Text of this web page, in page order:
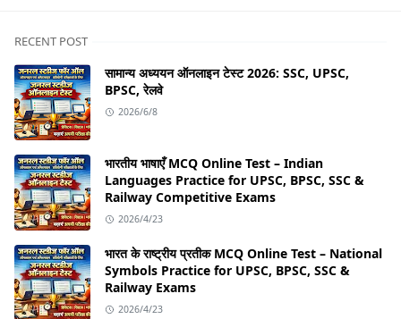
RECENT POST
सामान्य अध्ययन ऑनलाइन टेस्ट 2026: SSC, UPSC,
BPSC, रेलवे
2026/6/8
भारतीय भाषाएँ MCQ Online Test – Indian
Languages Practice for UPSC, BPSC, SSC &
Railway Competitive Exams
2026/4/23
भारत के राष्ट्रीय प्रतीक MCQ Online Test – National
Symbols Practice for UPSC, BPSC, SSC &
Railway Exams
2026/4/23